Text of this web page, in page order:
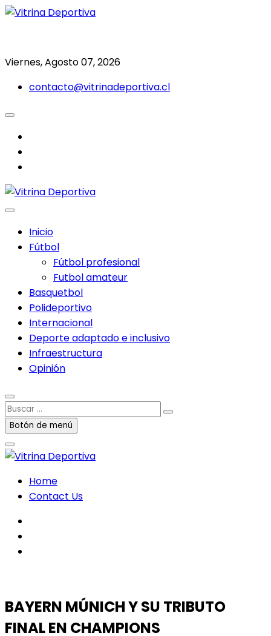
Saltar
Viernes, Agosto 07, 2026
contacto@vitrinadeportiva.cl
Inicio
Fútbol
Fútbol profesional
Futbol amateur
Basquetbol
Polideportivo
Internacional
Deporte adaptado e inclusivo
Infraestructura
Opinión
Buscar
…Botón de menú
Home
Contact Us
BAYERN MÚNICH Y SU TRIBUTO
FINAL EN CHAMPIONS